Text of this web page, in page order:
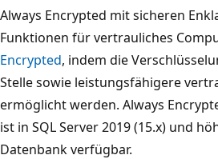
Always Encrypted mit sicheren
Funktionen für vertrauliches
Encrypted, indem die
Stelle sowie leistungsfähigere
ermöglicht werden. Always
ist in SQL Server 2019 (15.x) und
Datenbank verfügbar.